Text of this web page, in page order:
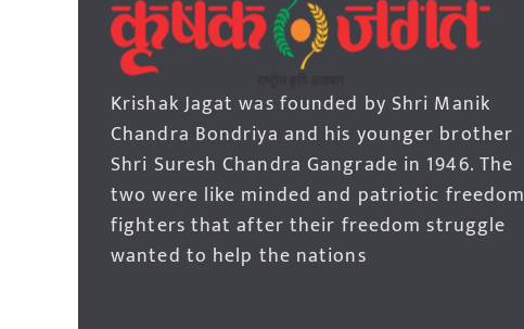
Krishak Jagat was founded by Shri Manik
Chandra Bondriya and his younger brother
Shri Suresh Chandra Gangrade in 1946. The
two were like minded and patriotic freedom
fighters that after their freedom struggle
wanted to help the nations